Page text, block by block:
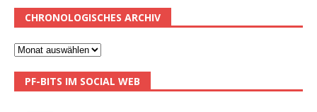
CHRONOLOGISCHES ARCHIV
PF-BITS IM SOCIAL WEB